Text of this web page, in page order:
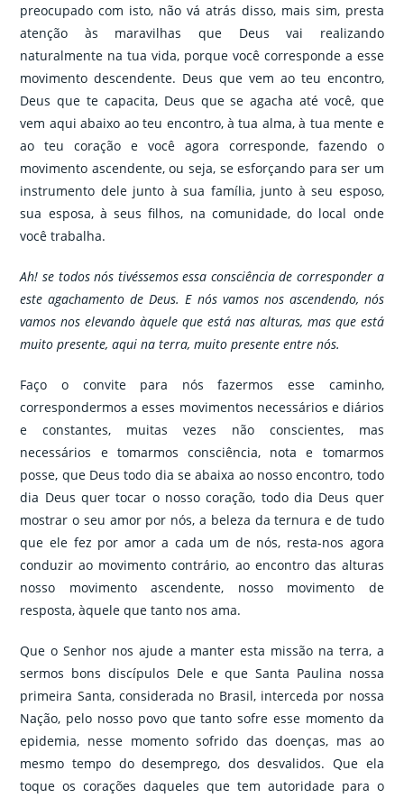
preocupado com isto, não vá atrás disso, mais sim, presta
atenção às maravilhas que Deus vai realizando
naturalmente na tua vida, porque você corresponde a esse
movimento descendente. Deus que vem ao teu encontro,
Deus que te capacita, Deus que se agacha até você, que
vem aqui abaixo ao teu encontro, à tua alma, à tua mente e
ao teu coração e você agora corresponde, fazendo o
movimento ascendente, ou seja, se esforçando para ser um
instrumento dele junto à sua família, junto à seu esposo,
sua esposa, à seus filhos, na comunidade, do local onde
você trabalha.
Ah! se todos nós tivéssemos essa consciência de corresponder a
este agachamento de Deus. E nós vamos nos ascendendo, nós
vamos nos elevando àquele que está nas alturas, mas que está
muito presente, aqui na terra, muito presente entre nós.
Faço o convite para nós fazermos esse caminho,
correspondermos a esses movimentos necessários e diários
e constantes, muitas vezes não conscientes, mas
necessários e tomarmos consciência, nota e tomarmos
posse, que Deus todo dia se abaixa ao nosso encontro, todo
dia Deus quer tocar o nosso coração, todo dia Deus quer
mostrar o seu amor por nós, a beleza da ternura e de tudo
que ele fez por amor a cada um de nós, resta-nos agora
conduzir ao movimento contrário, ao encontro das alturas
nosso movimento ascendente, nosso movimento de
resposta, àquele que tanto nos ama.
Que o Senhor nos ajude a manter esta missão na terra, a
sermos bons discípulos Dele e que Santa Paulina nossa
primeira Santa, considerada no Brasil, interceda por nossa
Nação, pelo nosso povo que tanto sofre esse momento da
epidemia, nesse momento sofrido das doenças, mas ao
mesmo tempo do desemprego, dos desvalidos. Que ela
toque os corações daqueles que tem autoridade para o